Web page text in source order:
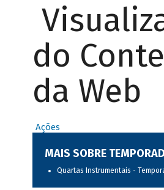
do
da Web
Ações
MAIS SOBRE
Quartas Instrumentais -